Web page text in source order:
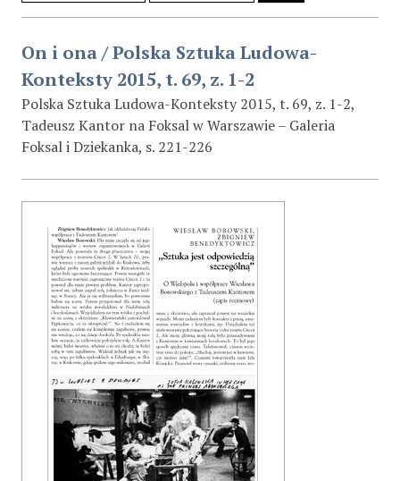
On i ona / Polska Sztuka Ludowa-
Konteksty 2015, t. 69, z. 1-2
Polska Sztuka Ludowa-Konteksty 2015, t. 69, z. 1-2,
Tadeusz Kantor na Foksal w Warszawie – Galeria
Foksal i Dziekanka, s. 221-226